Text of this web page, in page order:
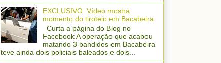
EXCLUSIVO: Vídeo mostra
momento do tiroteio em Bacabeira
Curta a página do Blog no
Facebook A operação que acabou
matando 3 bandidos em Bacabeira
teve ainda dois policiais baleados e dois...